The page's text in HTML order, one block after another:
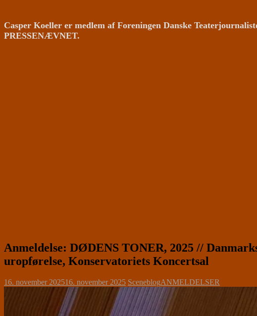
Casper Koeller er medlem af Foreningen Danske
PRESSENÆVNET.
Anmeldelse: DØDENS TONER, 2025 //
uropførelse, Konservatoriets Koncertsal
16. november 202516. november 2025 SceneblogANMELDELSER